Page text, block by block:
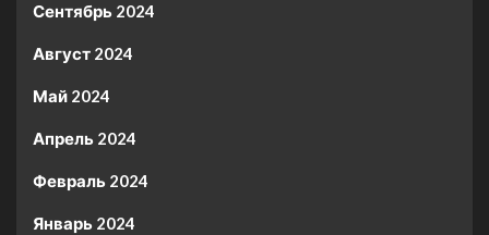
Сентябрь 2024
Август 2024
Май 2024
Апрель 2024
Февраль 2024
Январь 2024